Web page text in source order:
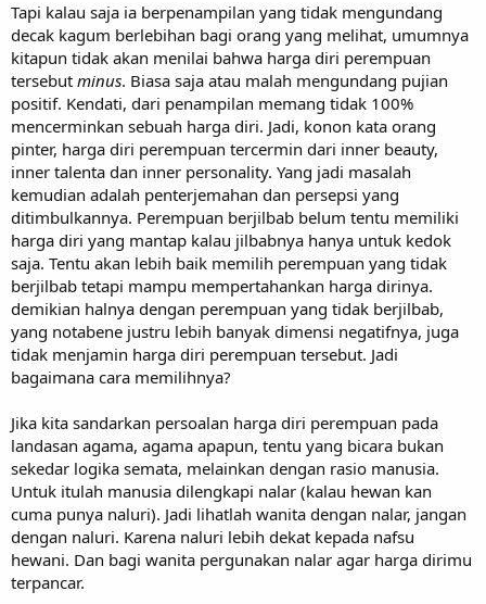
Tapi kalau saja ia berpenampilan yang tidak mengundang
decak kagum berlebihan bagi orang yang melihat, umumnya
kitapun tidak akan menilai bahwa harga diri perempuan
tersebut minus. Biasa saja atau malah mengundang pujian
positif. Kendati, dari penampilan memang tidak 100%
mencerminkan sebuah harga diri. Jadi, konon kata orang
pinter, harga diri perempuan tercermin dari inner beauty,
inner talenta dan inner personality. Yang jadi masalah
kemudian adalah penterjemahan dan persepsi yang
ditimbulkannya. Perempuan berjilbab belum tentu memiliki
harga diri yang mantap kalau jilbabnya hanya untuk kedok
saja. Tentu akan lebih baik memilih perempuan yang tidak
berjilbab tetapi mampu mempertahankan harga dirinya.
demikian halnya dengan perempuan yang tidak berjilbab,
yang notabene justru lebih banyak dimensi negatifnya, juga
tidak menjamin harga diri perempuan tersebut. Jadi
bagaimana cara memilihnya?
Jika kita sandarkan persoalan harga diri perempuan pada
landasan agama, agama apapun, tentu yang bicara bukan
sekedar logika semata, melainkan dengan rasio manusia.
Untuk itulah manusia dilengkapi nalar (kalau hewan kan
cuma punya naluri). Jadi lihatlah wanita dengan nalar, jangan
dengan naluri. Karena naluri lebih dekat kepada nafsu
hewani. Dan bagi wanita pergunakan nalar agar harga dirimu
terpancar.